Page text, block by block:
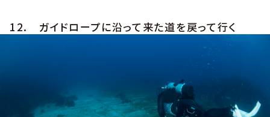
12. ガイドロープに沿って来た道を戻って行く